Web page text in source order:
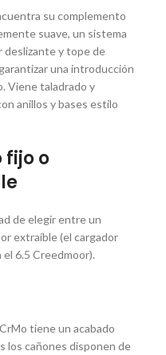
su complemento
suave, un sistema
y tope de
una introducción
Viene taladrado y
anillos y bases estilo
o
de elegir entre un
extraíble (el cargador
6.5 Creedmoor).
tiene un acabado
los cañones disponen de